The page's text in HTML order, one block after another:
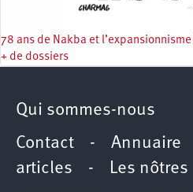
78 ans de Nakba et
+ de dossiers
Qui sommes-nous
Contact - Annuaire
articles - Les nôtres